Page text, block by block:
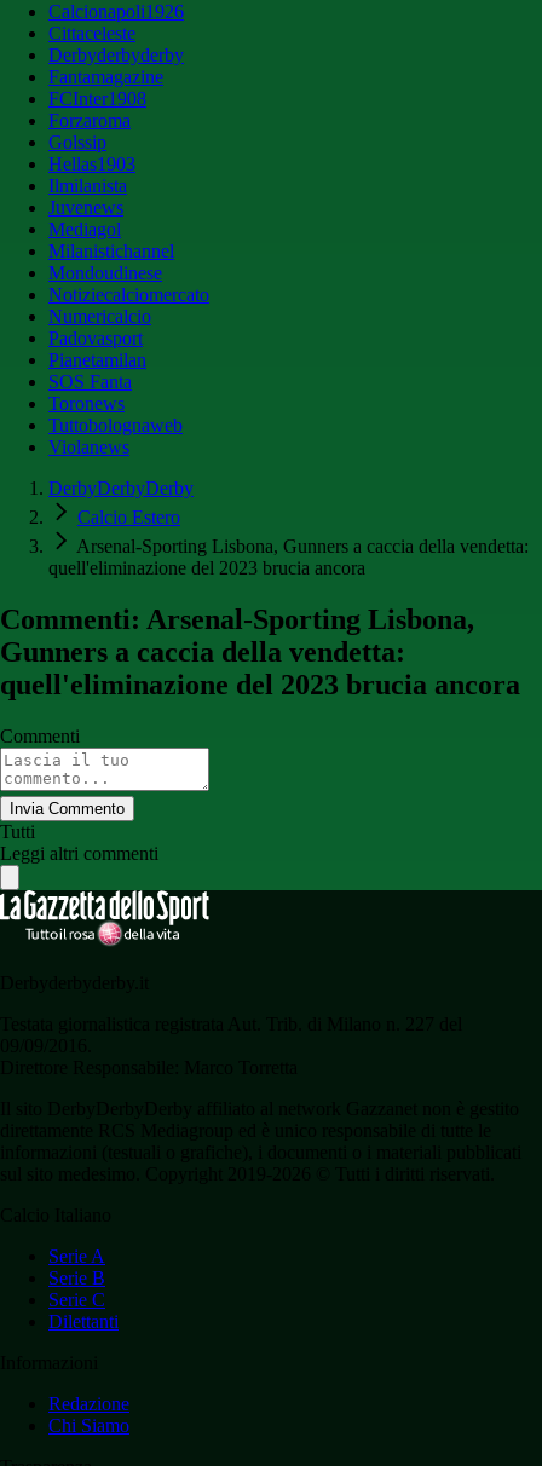
Calcionapoli1926
Cittaceleste
Derbyderbyderby
Fantamagazine
FCInter1908
Forzaroma
Golssip
Hellas1903
Ilmilanista
Juvenews
Mediagol
Milanistichannel
Mondoudinese
Notiziecalciomercato
Numericalcio
Padovasport
Pianetamilan
SOS Fanta
Toronews
Tuttobolognaweb
Violanews
DerbyDerbyDerby
Calcio Estero
Arsenal-Sporting Lisbona, Gunners a caccia della vendetta:
quell'eliminazione del 2023 brucia ancora
Commenti: Arsenal-Sporting Lisbona,
Gunners a caccia della vendetta:
quell'eliminazione del 2023 brucia ancora
Commenti
Invia Commento
Tutti
Leggi altri commenti
Serie A
Serie B
Serie C
Dilettanti
Redazione
Chi Siamo